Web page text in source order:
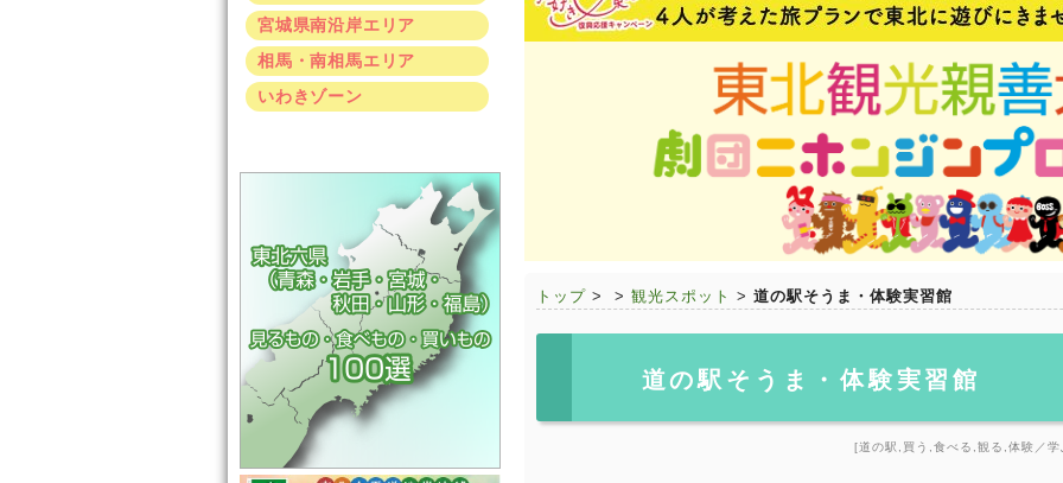
宮城県南沿岸エリア
相馬・南相馬エリア
いわきゾーン
トップ > > 観光スポット > 道の駅そうま・体験実習館
道の駅そうま・体験実習館
[道の駅,買う,食べる,観る,体験／学